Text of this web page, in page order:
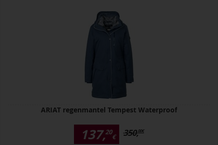
ARIAT regenmantel Tempest Waterproof
137,20
€ 350,00€